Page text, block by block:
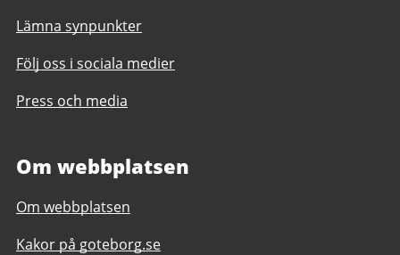
Lämna synpunkter
Följ oss i sociala medier
Press och media
Om webbplatsen
Om webbplatsen
Kakor på goteborg.se